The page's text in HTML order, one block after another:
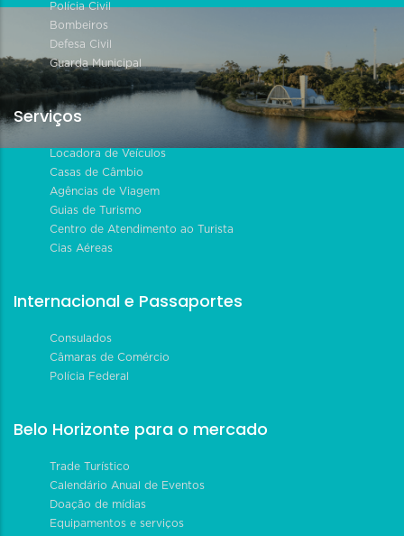
Polícia Civil
Bombeiros
Defesa Civil
Guarda Municipal
Serviços
Locadora de Veículos
Casas de Câmbio
Agências de Viagem
Guias de Turismo
Centro de Atendimento ao Turista
Cias Aéreas
Internacional e Passaportes
Consulados
Câmaras de Comércio
Polícia Federal
Belo Horizonte para o mercado
Trade Turístico
Calendário Anual de Eventos
Doação de mídias
Equipamentos e serviços